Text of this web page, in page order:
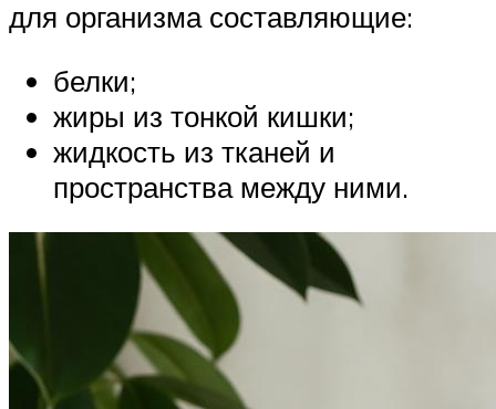
для организма составляющие:
белки;
жиры из тонкой кишки;
жидкость из тканей и
пространства между ними.